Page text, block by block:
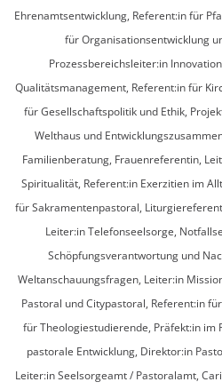
Ehrenamtsentwicklung, Referent:in für
für Organisationsentwicklung
Prozessbereichsleiter:in
Qualitätsmanagement, Referent:in für
für Gesellschaftspolitik und Ethik,
Welthaus und
Familienberatung, Frauenreferentin,
Spiritualität, Referent:in Exerzitien im
für Sakramentenpastoral,
Leiter:in Telefonseelsorge,
Schöpfungsverantwortung und
Weltanschauungsfragen, Leiter:in
Pastoral und Citypastoral, Referent:in
für Theologiestudierende, Präfekt:in im
pastorale Entwicklung, Direktor:in
Leiter:in Seelsorgeamt / Pastoralamt,